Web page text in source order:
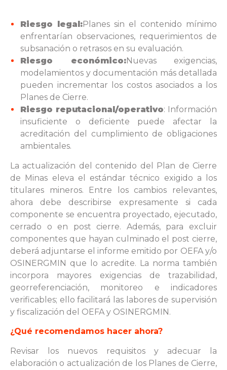
Riesgo legal:Planes sin el contenido mínimo
enfrentarían observaciones, requerimientos de
subsanación o retrasos en su evaluación.
Riesgo económico:Nuevas exigencias,
modelamientos y documentación más detallada
pueden incrementar los costos asociados a los
Planes de Cierre.
Riesgo reputacional/operativo: Información
insuficiente o deficiente puede afectar la
acreditación del cumplimiento de obligaciones
ambientales.
La actualización del contenido del Plan de Cierre
de Minas eleva el estándar técnico exigido a los
titulares mineros. Entre los cambios relevantes,
ahora debe describirse expresamente si cada
componente se encuentra proyectado, ejecutado,
cerrado o en post cierre. Además, para excluir
componentes que hayan culminado el post cierre,
deberá adjuntarse el informe emitido por OEFA y/o
OSINERGMIN que lo acredite. La norma también
incorpora mayores exigencias de trazabilidad,
georreferenciación, monitoreo e indicadores
verificables; ello facilitará las labores de supervisión
y fiscalización del OEFA y OSINERGMIN.
¿Qué recomendamos hacer ahora?
Revisar los nuevos requisitos y adecuar la
elaboración o actualización de los Planes de Cierre,